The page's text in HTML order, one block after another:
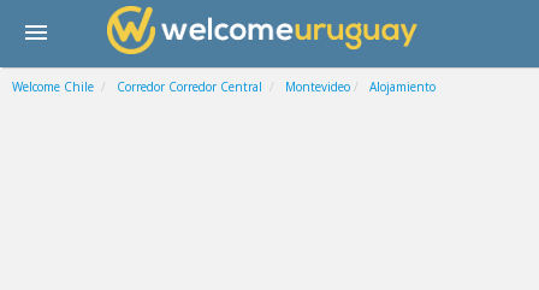
Welcome Chile Corredor Corredor Central Montevideo Alojamiento